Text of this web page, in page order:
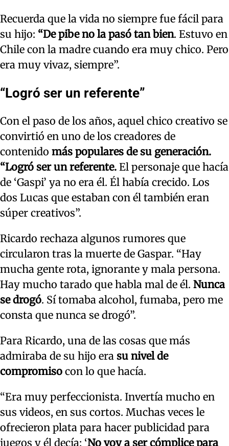
Recuerda que la vida no siempre fue fácil para
su hijo: “De pibe no la pasó tan bien. Estuvo en
Chile con la madre cuando era muy chico. Pero
era muy vivaz, siempre”.
“Logró ser un referente”
Con el paso de los años, aquel chico creativo se
convirtió en uno de los creadores de
contenido más populares de su generación.
“Logró ser un referente. El personaje que hacía
de ‘Gaspi’ ya no era él. Él había crecido. Los
dos Lucas que estaban con él también eran
súper creativos”.
Ricardo rechaza algunos rumores que
circularon tras la muerte de Gaspar. “Hay
mucha gente rota, ignorante y mala persona.
Hay mucho tarado que habla mal de él. Nunca
se drogó. Sí tomaba alcohol, fumaba, pero me
consta que nunca se drogó”.
Para Ricardo, una de las cosas que más
admiraba de su hijo era su nivel de
compromiso con lo que hacía.
“Era muy perfeccionista. Invertía mucho en
sus videos, en sus cortos. Muchas veces le
ofrecieron plata para hacer publicidad para
juegos y él decía: ‘No voy a ser cómplice para